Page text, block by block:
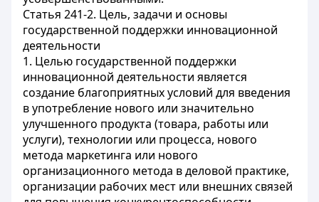
Статья 241-2. Цель, задачи и основы
государственной поддержки инновационной
деятельности
1. Целью государственной поддержки
инновационной деятельности является
создание благоприятных условий для введения
в употребление нового или значительно
улучшенного продукта (товара, работы или
услуги), технологии или процесса, нового
метода маркетинга или нового
организационного метода в деловой практике,
организации рабочих мест или внешних связей